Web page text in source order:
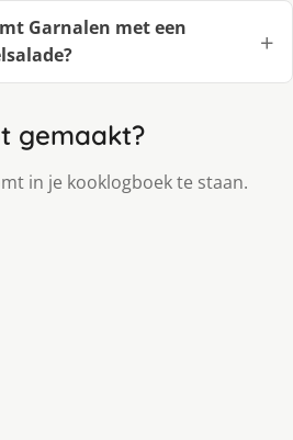
Garnalen met een
gemaakt?
in je kooklogboek te staan.